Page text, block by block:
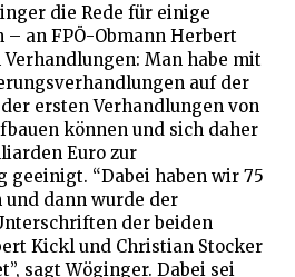
die Rede für einige
an FPÖ-Obmann Herbert
Man habe mit
auf der
ersten Verhandlungen von
können und sich daher
Euro zur
geeinigt. “Dabei haben wir 75
und dann wurde der
der beiden
Kickl und Christian Stocker
sagt Wöginger. Dabei sei